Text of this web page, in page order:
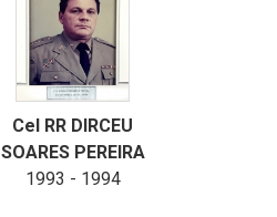
Cel RR DIRCEU
SOARES PEREIRA
1993 - 1994